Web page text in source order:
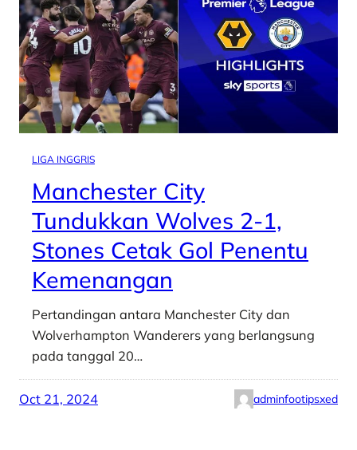
LIGA INGGRIS
Manchester City
Tundukkan Wolves 2-1,
Stones Cetak Gol Penentu
Kemenangan
Pertandingan antara Manchester City dan
Wolverhampton Wanderers yang berlangsung
pada tanggal 20…
Oct 21, 2024 adminfootipsxed